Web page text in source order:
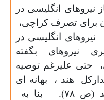
نیروهای انگلیسی در
برای تصرف کراچی،
نیروهای انگلیسی در
نیروهای بگفته
حتی علیرغم توصیه
هند ، بهانه ای
(ص ۷۸).
بنا به